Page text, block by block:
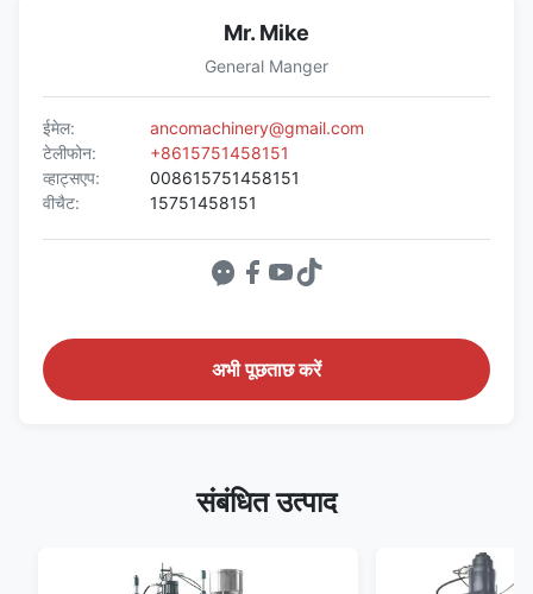
Mr. Mike
General Manger
ईमेल:
ancomachinery@gmail.com
टेलीफोन:
+8615751458151
व्हाट्सएप:
008615751458151
वीचैट:
15751458151
अभी पूछताछ करें
संबंधित उत्पाद